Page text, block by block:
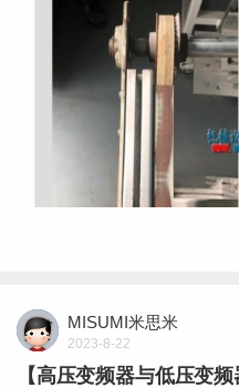
MISUMI米思米
2023-8-22
【高压变频器与低压变